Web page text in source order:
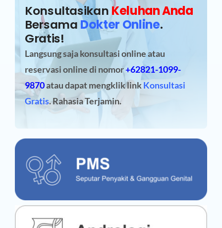
Konsultasikan Keluhan Anda
BersamaDokter Online.
Gratis!
Langsung saja konsultasi online atau
reservasi onlinedi nomor+62821-1099-
9870atau dapat mengklik linkKonsultasi
Gratis. Rahasia Terjamin.